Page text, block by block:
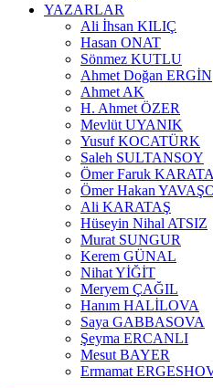
YAZARLAR
Ali İhsan KILIÇ
Hasan ONAT
Sönmez KUTLU
Ahmet Doğan ERGİN
Ahmet AK
H. Ahmet ÖZER
Mevlüt UYANIK
Yusuf KOCATÜRK
Saleh SULTANSOY
Ömer Faruk
Ömer Hakan
Ali KARATAŞ
Hüseyin Nihal ATSIZ
Murat SUNGUR
Kerem GÜNAL
Nihat YİĞİT
Meryem ÇAĞIL
Hanım HALİLOVA
Saya GABBASOVA
Şeyma ERCANLI
Mesut BAYER
Ermamat